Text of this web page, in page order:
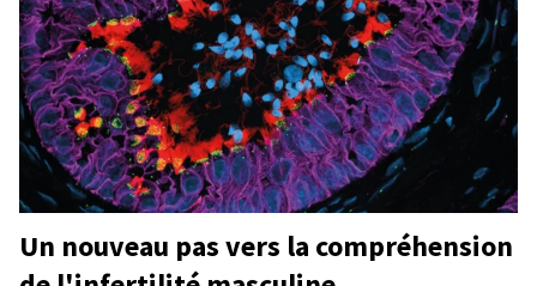
Un nouveau pas vers la compréhension